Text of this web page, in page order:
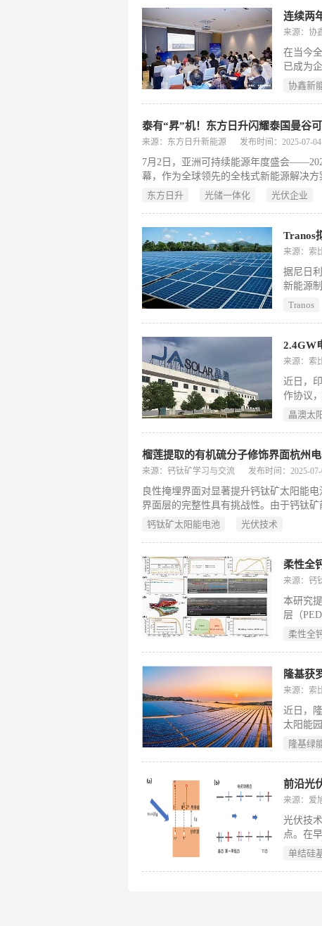
苯(TBB)
TBB 可
来源：协
在当今
已成为
协鑫新
泰有“昇”机！东方日升闪耀泰国曼谷
来源：东方日升新能源 发布时间：2025-07-
7月2日，亚洲可持续能源年度盛会
幕，作为全球领先的全栈式新能源解决
相，为东南亚能源转型提供强劲动力。
东方日升 光储一体化 光伏企业
Tranos
来源：索
据尼日
新能源
阳能光
Tranos
来源：索
近日，
作协议
该项目
晶澳太
来源：钙钛矿学习与交流 发布时间：2025-07-
良性掩埋界面对显著提升钙钛矿太阳能
界面层的完整性具有挑战性。由于钙钛
而影响器件的可扩展性和长期稳定性。
最终，性能最优的钙钛矿太阳能电池实现
钙钛矿太阳能电池 光伏技术
来源：钙
本研究
层（
和钙钛
柔性全
隆基获
来源：索
近日，
太阳能
9 背接
隆基绿
来源：爱
光伏技
点。在
(激子)
单结硅